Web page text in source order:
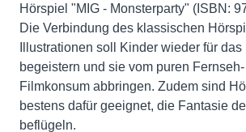
Hörspiel "MIG - Monsterparty" (ISBN:
Die Verbindung des klassischen
Illustrationen soll Kinder wieder für
begeistern und sie vom puren Fernseh-
Filmkonsum abbringen. Zudem sind
bestens dafür geeignet, die Fantasie
beflügeln.